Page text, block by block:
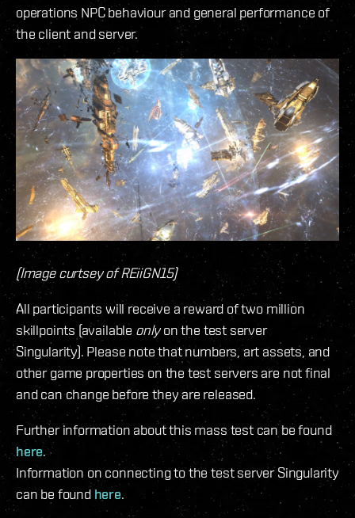
operations NPC behaviour and general performance of
the client and server.
(Image curtsey of REiiGN15)
All participants will receive a reward of two million
skillpoints (available onlyon the test server
Singularity). Please note that numbers, art assets, and
other game properties on the test servers are not final
and can change before they are released.
Further information about this mass test can be found
here.
Information on connecting to the test server Singularity
can be found here.